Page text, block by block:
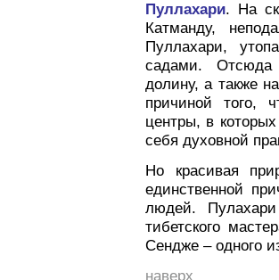
Пуллахари. На
Катманду,
Пуллахари,
садами. Отсюда
долину, а также
причиной того,
центры, в
себя духовной
Но красивая
единственной
людей.
тибетского
Сендже – одного
наверх